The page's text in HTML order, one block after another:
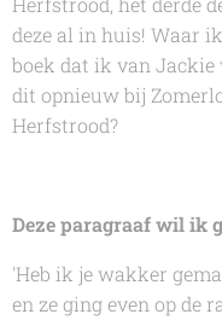
deze al in huis! Waar
boek dat ik vanJackie
dit opnieuw bij
Herfstrood?
Deze paragraaf wil ik
'Heb ik je wakker
en ze ging even op de